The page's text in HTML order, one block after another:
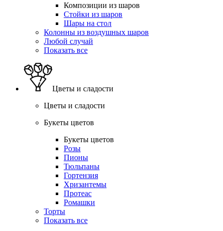
Композиции из шаров
Стойки из шаров
Шары на стол
Колонны из воздушных шаров
Любой случай
Показать все
Цветы и сладости
Цветы и сладости
Букеты цветов
Букеты цветов
Розы
Пионы
Тюльпаны
Гортензия
Хризантемы
Протеас
Ромашки
Торты
Показать все